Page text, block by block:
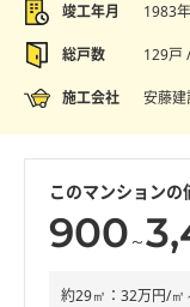
竣工年月 1983
総戸数 129戸
施工会社 安藤建
このマンションの
900 ～
約29㎡：32万円/㎡